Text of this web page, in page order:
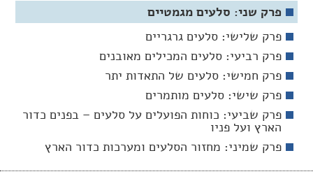
פרק שני: סלעים מגמטיים
פרק שלישי: סלעים גרגריים
פרק רביעי: סלעים המכילים מאובנים
פרק חמישי: סלעים של התאדות יתר
פרק שישי: סלעים מותמרים
פרק שביעי: כוחות הפועלים על סלעים – בפנים כדור
הארץ ועל פניו
פרק שמיני: מחזור הסלעים ומערכות כדור הארץ